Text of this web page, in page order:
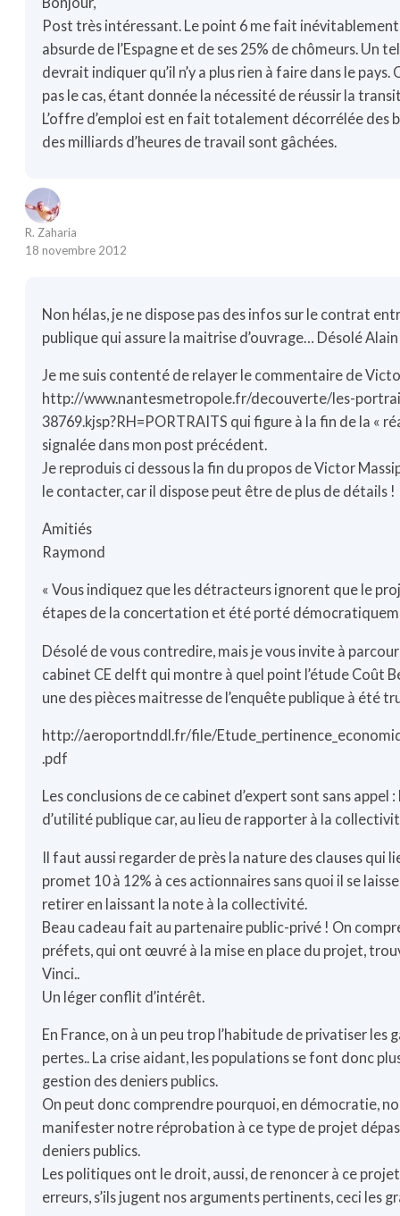
Post très intéressant. Le point 6 me fait
absurde de l’Espagne et de ses 25% de chômeurs. Un
devrait indiquer qu’il n’y a plus rien à faire dans le pays.
pas le cas, étant donnée la nécessité de réussir la
L’offre d’emploi est en fait totalement décorrélée des
des milliards d’heures de travail sont gâchées.
R. Zaharia
18 novembre 2012
Non hélas, je ne dispose pas des infos sur le contrat
publique qui assure la maitrise d’ouvrage… Désolé
Je me suis contenté de relayer le commentaire de
http://www.nantesmetropole.fr/decouverte/les-
38769.kjsp?RH=PORTRAITS qui figure à la fin de la «
signalée dans mon post précédent.
Je reproduis ci dessous la fin du propos de Victor
le contacter, car il dispose peut être de plus de détails !
Amitiés
Raymond
« Vous indiquez que les détracteurs ignorent que le
étapes de la concertation et été porté
Désolé de vous contredire, mais je vous invite à
cabinet CE delft qui montre à quel point l’étude Coût
une des pièces maitresse de l’enquête publique à été
http://aeroportnddl.fr/file/
.pdf
Les conclusions de ce cabinet d’expert sont sans appel :
d’utilité publique car, au lieu de rapporter à la
Il faut aussi regarder de près la nature des clauses qui
promet 10 à 12% à ces actionnaires sans quoi il se
retirer en laissant la note à la collectivité.
Beau cadeau fait au partenaire public-privé ! On
préfets, qui ont œuvré à la mise en place du projet,
Vinci..
Un léger conflit d’intérêt.
En France, on à un peu trop l’habitude de privatiser les
pertes.. La crise aidant, les populations se font donc
gestion des deniers publics.
On peut donc comprendre pourquoi, en démocratie,
manifester notre réprobation à ce type de projet
deniers publics.
Les politiques ont le droit, aussi, de renoncer à ce
erreurs, s’ils jugent nos arguments pertinents, ceci les